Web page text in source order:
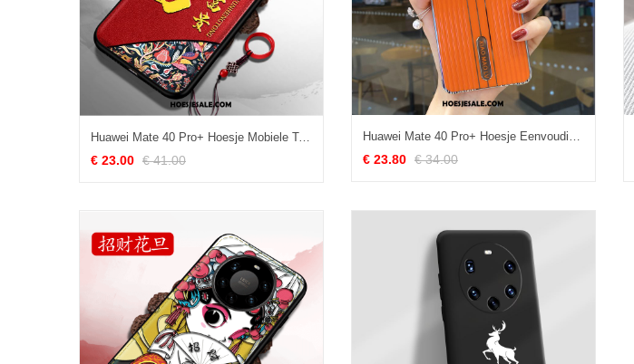
Huawei Mate 40 Pro+ Hoesje Mobiele Telefoon Reliëf Net Red Rood Zacht Sale
€ 23.00 € 41.00
Huawei Mate 40 Pro+ Hoesje Eenvoudige Nieuw All Inclusive Mobiele Telefoon Scheppend Sale
€ 23.80 € 34.00